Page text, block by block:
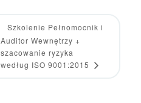
Szkolenie Pełnomocnik i
Auditor Wewnętrzy +
szacowanie ryzyka
według ISO 9001:2015